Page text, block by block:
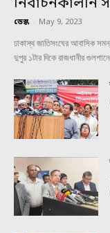
ডেস্ক - May 9, 2023
ঢাকাস্থ জাতিসংঘের আবাসিক
দুপুর ১টার দিকে রাজধানীর